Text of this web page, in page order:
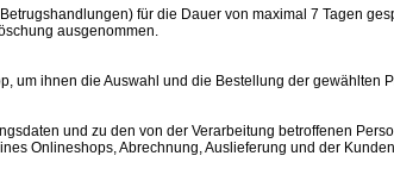
für die Dauer von maximal 7 Tagen
ausgenommen.
ihnen die Auswahl und die Bestellung der gewählten
und zu den von der Verarbeitung betroffenen
Onlineshops, Abrechnung, Auslieferung und der